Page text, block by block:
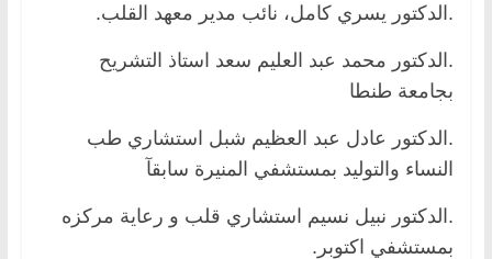
.الدكتور يسري كامل، نائب مدير معهد القلب.
.الدكتور محمد عبد العليم سعد استاذ التشريح
بجامعة طنطا
.الدكتور عادل عبد العظيم شبل استشاري طب
النساء والتوليد بمستشفي المنيرة سابقآ
.الدكتور نبيل نسيم استشاري قلب و رعاية مركزه
بمستشفي اكتوبر.